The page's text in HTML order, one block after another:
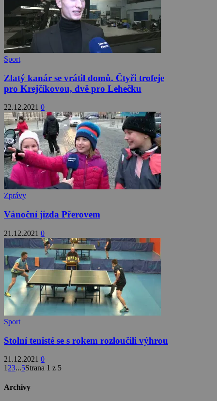
Sport
Zlatý kanár se vrátil domů. Čtyři trofeje
pro Krejčíkovou, dvě pro Lehečku
22.12.2021 0
Zprávy
Vánoční jízda Přerovem
21.12.2021 0
Sport
Stolní tenisté se s rokem rozloučili výhrou
21.12.2021 0
1 23...5Strana 1 z 5
Archivy